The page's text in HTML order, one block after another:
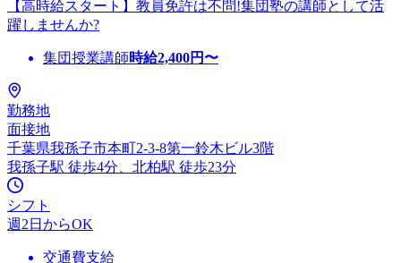
【高時給スタート】教員免許は不問!集団塾の講師として活
躍しませんか?
集団授業講師時給2,400円〜
勤務地
面接地
千葉県我孫子市本町2-3-8第一鈴木ビル3階
我孫子駅 徒歩4分、北柏駅 徒歩23分
シフト
週2日からOK
交通費支給